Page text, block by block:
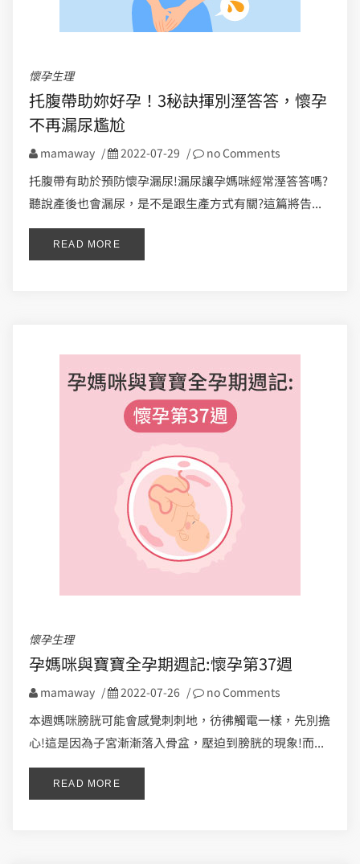
懷孕生理
托腹帶助妳好孕！3秘訣揮別溼答答，懷孕
不再漏尿尷尬
mamaway / 2022-07-29 / no Comments
托腹帶有助於預防懷孕漏尿!漏尿讓孕媽咪經常溼答答嗎?
聽說產後也會漏尿，是不是跟生產方式有關?這篇將告...
READ MORE
懷孕生理
孕媽咪與寶寶全孕期週記:懷孕第37週
mamaway / 2022-07-26 / no Comments
本週媽咪膀胱可能會感覺刺刺地，彷彿觸電一樣，先別擔
心!這是因為子宮漸漸落入骨盆，壓迫到膀胱的現象!而...
READ MORE